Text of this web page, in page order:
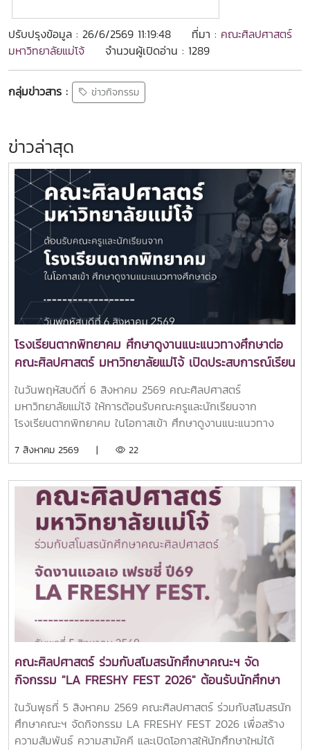
ปรับปรุงข้อมูล : 26/6/2569 11:19:48 ที่มา : คณะศิลปศาสตร์
มหาวิทยาลัยแม่โจ้
จำนวนผู้เปิดอ่าน : 1289
กลุ่มข่าวสาร : ข่าวกิจกรรม
ข่าวล่าสุด
โรงเรียนตากพิทยาคม ศึกษาดูงานแนะแนวทางศึกษาต่อ
คณะศิลปศาสตร์ มหาวิทยาลัยแม่โจ้ เปิดประสบการณ์เรียน
รู้หลักสูตรระดับอุดมศึกษา
ในวันพฤหัสบดีที่ 6 สิงหาคม 2569 คณะศิลปศาสตร์
มหาวิทยาลัยแม่โจ้ ให้การต้อนรับคณะครูและนักเรียนจาก
โรงเรียนตากพิทยาคม ในโอกาสเข้า ศึกษาดูงานแนะแนวทาง
ศิลปศาสตร์ เพื่อเปิดโลกทัศน์และสร้างแรงบันดาลใจในการศึกษา
นี้ ผู้ช่วยศาสตราจารย์ ดร.ปารดา เดชะประทุมวัน รองคณบดี
คณะศิลปศาสตร์ ให้เกียรติเป็นประธานกล่าวต้อนรับ พร้อมนำทีม
คณาจารย์ทุกหลักสูตรฯ เข้าแนะนำข้อมูลเกี่ยวกับแนวทางการ
เรียนการสอน และโอกาสในการประกอบอาชีพของแต่ละหลักสูตร
พร้อมทั้งยังเข้าร่วมเยี่ยมชมศูนย์นวัตกรรมการสื่อสารและการ
ออกแบบสื่อสร้างสรรค์ คณะศิลปศาสตร์ มหาวิทยาลัยแม่โจ้ทั้งนี้
คณะศิลปศาสตร์ได้แนะนำหลักสูตรระดับปริญญาตรีทั้ง 6
หลักสูตร ได้แก่สาขาวิชานิเทศศาสตร์บูรณาการสาขาวิชาภาษา
อังกฤษสาขาวิชานวัตกรรมสังคมสาขาวิชาภาษาไทยสำหรับชาว
ต่างประเทศสาขาวิชาภาษาจีนเพื่อการสื่อสาร (หลักสูตรใหม่)สาขา
วิชาวิทยาศาสตร์การกีฬาและการออกกำลังกาย (หลักสูตร
ใหม่)บรรยากาศการศึกษาดูงานเป็นไปอย่างอบอุ่นและเป็นกันเอง
นักเรียนได้ร่วมรับฟังข้อมูลหลักสูตร แลกเปลี่ยนประสบการณ์กับ
คณาจารย์ และเยี่ยมชมสิ่งอำนวยความสะดวกของคณะ เพื่อ
เตรียมความพร้อมในการวางแผนศึกษาต่อและค้นหาเส้นทางการ
เรียนที่เหมาะสมกับตนเอง.
7 สิงหาคม 2569 | 22
คณะศิลปศาสตร์ ร่วมกับสโมสรนักศึกษาคณะฯ จัด
กิจกรรม "LA FRESHY FEST 2026" ต้อนรับนักศึกษา
ใหม่อย่างอบอุ่น
ในวันพุธที่ 5 สิงหาคม 2569 คณะศิลปศาสตร์ ร่วมกับสโมสรนัก
ศึกษาคณะฯ จัดกิจกรรม LA FRESHY FEST 2026 เพื่อสร้าง
ความสัมพันธ์ ความสามัคคี และเปิดโอกาสให้นักศึกษาใหม่ได้